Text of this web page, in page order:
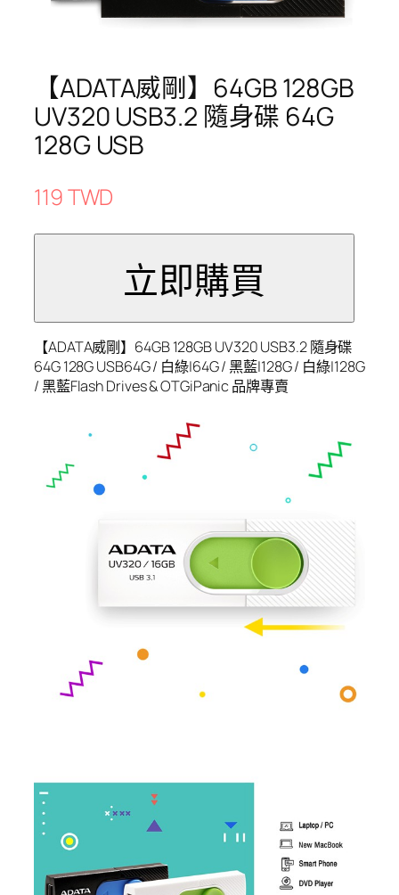
【ADATA威剛】64GB 128GB
UV320 USB3.2 隨身碟 64G
128G USB
119 TWD
【ADATA威剛】64GB 128GB UV320 USB3.2 隨身碟
64G 128G USB64G / 白綠|64G / 黑藍|128G / 白綠|128G
/ 黑藍Flash Drives & OTGiPanic 品牌專賣